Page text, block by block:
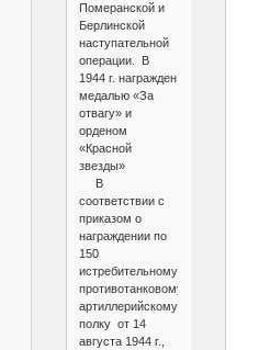
Померанской и
Берлинской
наступательной
операции. В
1944 г. награжден
медалью «За
отвагу» и
орденом
«Красной
звезды»
В
соответствии с
приказом о
награждении по
150
истребительному
противотанковому
артиллерийскому
полку от 14
августа 1944 г.,